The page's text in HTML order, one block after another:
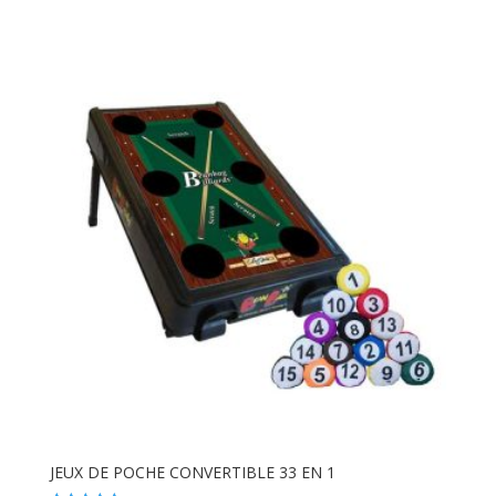
JEUX DE POCHE CONVERTIBLE 33 EN 1